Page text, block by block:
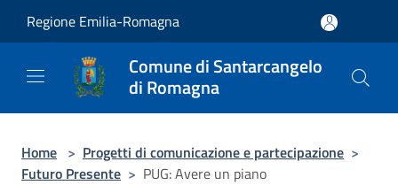
Regione Emilia-Romagna
Comune di Santarcangelo
di Romagna
Home > Progetti di comunicazione e partecipazione >
Futuro Presente > PUG: Avere un piano